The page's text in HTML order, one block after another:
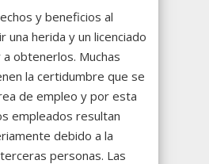
y beneficios al
una herida y un licenciado
obtenerlos. Muchas
la certidumbre que se
de empleo y por esta
empleados resultan
debido a la
personas. Las